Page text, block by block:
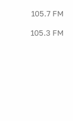
105.7 FM
105.3 FM